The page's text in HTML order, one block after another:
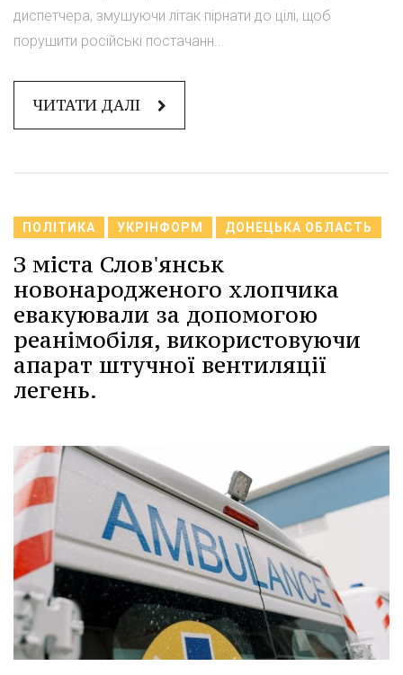
диспетчера, змушуючи літак пірнати до цілі, щоб
порушити російські постачанн...
ЧИТАТИ ДАЛІ
ПОЛІТИКА УКРІНФОРМ ДОНЕЦЬКА ОБЛАСТЬ
З міста Слов'янськ
новонародженого хлопчика
евакуювали за допомогою
реанімобіля, використовуючи
апарат штучної вентиляції
легень.